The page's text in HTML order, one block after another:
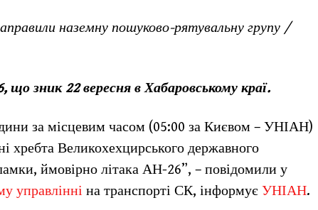
наземну пошуково-рятувальну групу /
зник 22 вересня в Хабаровському краї.
за місцевим часом (05:00 за Києвом – УНІАН)
хребта Великохехцирського державного
ймовірно літака АН-26”, – повідомили у
управлінні на транспорті СК, інформує УНІАН.